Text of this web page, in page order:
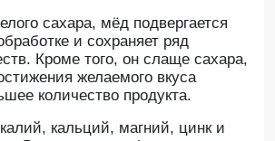
сахара, мёд подвергается
и сохраняет ряд
Кроме того, он слаще сахара,
желаемого вкуса
количество продукта.
кальций, магний, цинк и